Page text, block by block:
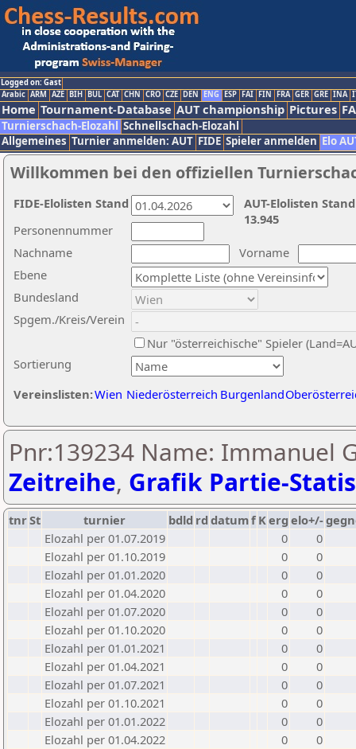
Logged on: Gast
Arabic ARM AZE BIH BUL CAT CHN CRO CZE DEN ENG ESP FAI FIN FRA GER GRE INA
Home Tournament-Database AUT championship Pictures
Turnierschach-Elozahl Schnellschach-Elozahl
Allgemeines Turnier anmelden: AUT FIDE Spieler anmelden Elo
Willkommen bei den offiziellen
Nachname
Vorname
Ebene
Sortierung
Personennummer
Bundesland
Spgem./Kreis/Verein
Nur "österreichische" Spieler
Vereinslisten:Wien Niederösterreich Burgenland
AUT-Elolisten
13.945
FIDE-Elolisten Stand
Pnr:139234 Name: Immanuel
Zeitreihe, Grafik Partie-
tnrSt turnier bdld rd datumf Kerg elo+/-
Elozahl per 01.07.2019
0
0
Elozahl per 01.10.2019
0
0
Elozahl per 01.01.2020
0
0
Elozahl per 01.04.2020
0
0
Elozahl per 01.07.2020
0
0
Elozahl per 01.10.2020
0
0
Elozahl per 01.01.2021
0
0
Elozahl per 01.04.2021
0
0
Elozahl per 01.07.2021
0
0
Elozahl per 01.10.2021
0
0
Elozahl per 01.01.2022
0
0
Elozahl per 01.04.2022
0
0